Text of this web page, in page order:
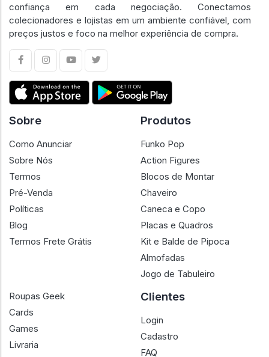
confiança em cada negociação. Conectamos
colecionadores e lojistas em um ambiente confiável, com
preços justos e foco na melhor experiência de compra.
Sobre
Como Anunciar
Sobre Nós
Termos
Pré-Venda
Políticas
Blog
Termos Frete Grátis
Produtos
Funko Pop
Action Figures
Blocos de Montar
Chaveiro
Caneca e Copo
Placas e Quadros
Kit e Balde de Pipoca
Almofadas
Jogo de Tabuleiro
Roupas Geek
Cards
Games
Livraria
Clientes
Login
Cadastro
FAQ